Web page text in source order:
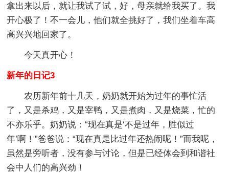
拿出来以后，就让我试了试，好，母亲就给我买了。我
开心极了！不一会儿，他们就全挑好了，我们坐着车高
高兴兴地回家了。
今天真开心！
新年的日记3
农历新年前十几天，奶奶就开始为过年的事忙活
了，又是杀鸡，又是宰鸭，又是煮肉，又是烧菜，忙的
不亦乐乎。奶奶说：“现在真是‘不是过年，胜似过
年’啊！”爸爸说：“现在真是比过年还热闹呢！”而我呢，
虽然是旁听者，没有参与讨论，但是已经体会到和谐社
会中人们的高兴劲！